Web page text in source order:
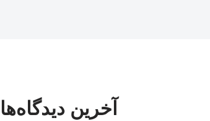
آخرین دیدگاه‌ها